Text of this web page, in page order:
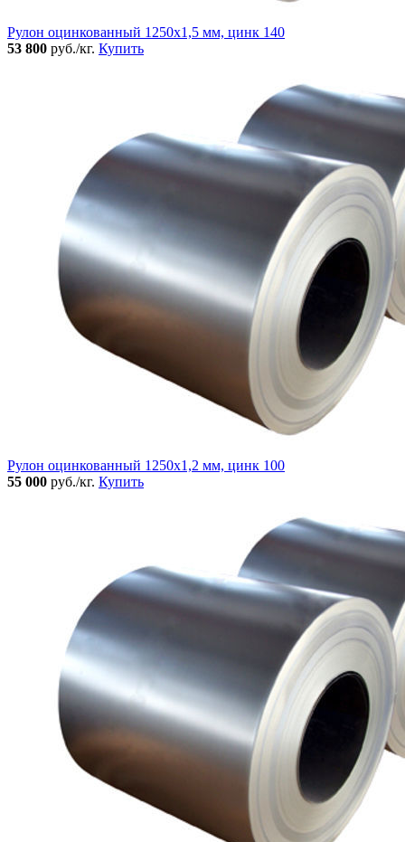
Рулон оцинкованный 1250х1,5 мм, цинк 140
53 800 руб./кг. Купить
Рулон оцинкованный 1250х1,2 мм, цинк 100
55 000 руб./кг. Купить